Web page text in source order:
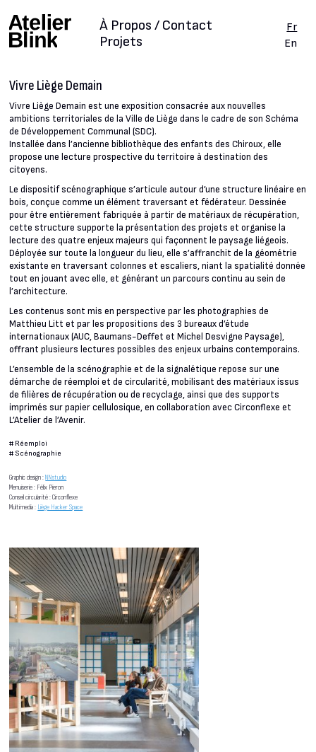
Projets
À Propos / Contact
Fr
En
Vivre Liège Demain
Vivre Liège Demain est une exposition consacrée aux nouvelles
ambitions territoriales de la Ville de Liège dans le cadre de son Schéma
de Développement Communal (SDC).
Installée dans l’ancienne bibliothèque des enfants des Chiroux, elle
propose une lecture prospective du territoire à destination des
citoyens.
Le dispositif scénographique s’articule autour d’une structure linéaire en
bois, conçue comme un élément traversant et fédérateur. Dessinée
pour être entièrement fabriquée à partir de matériaux de récupération,
cette structure supporte la présentation des projets et organise la
lecture des quatre enjeux majeurs qui façonnent le paysage liégeois.
Déployée sur toute la longueur du lieu, elle s’affranchit de la géométrie
existante en traversant colonnes et escaliers, niant la spatialité donnée
tout en jouant avec elle, et générant un parcours continu au sein de
l’architecture.
Les contenus sont mis en perspective par les photographies de
Matthieu Litt et par les propositions des 3 bureaux d’étude
internationaux (AUC, Baumans-Deffet et Michel Desvigne Paysage),
offrant plusieurs lectures possibles des enjeux urbains contemporains.
L’ensemble de la scénographie et de la signalétique repose sur une
démarche de réemploi et de circularité, mobilisant des matériaux issus
de filières de récupération ou de recyclage, ainsi que des supports
imprimés sur papier cellulosique, en collaboration avec Circonflexe et
L’Atelier de l’Avenir.
# Réemploi
# Scénographie
Graphic design :NNstudio
Menuiserie : Félix Pieron
Conseil circularité : Circonflexe
Multimedia : Liège Hacker Space